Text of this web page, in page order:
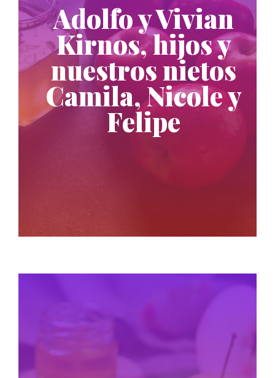
Adolfo y Vivian
Kirnos, hijos y
nuestros nietos
Camila, Nicole y
Felipe